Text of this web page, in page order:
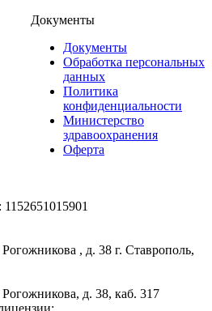
Документы
Документы
Обработка персональных
данных
Политика
конфиденциальности
Министерство
здравоохранения
Оферта
, д. 38 г. Ставрополь,
д. 38, каб. 317